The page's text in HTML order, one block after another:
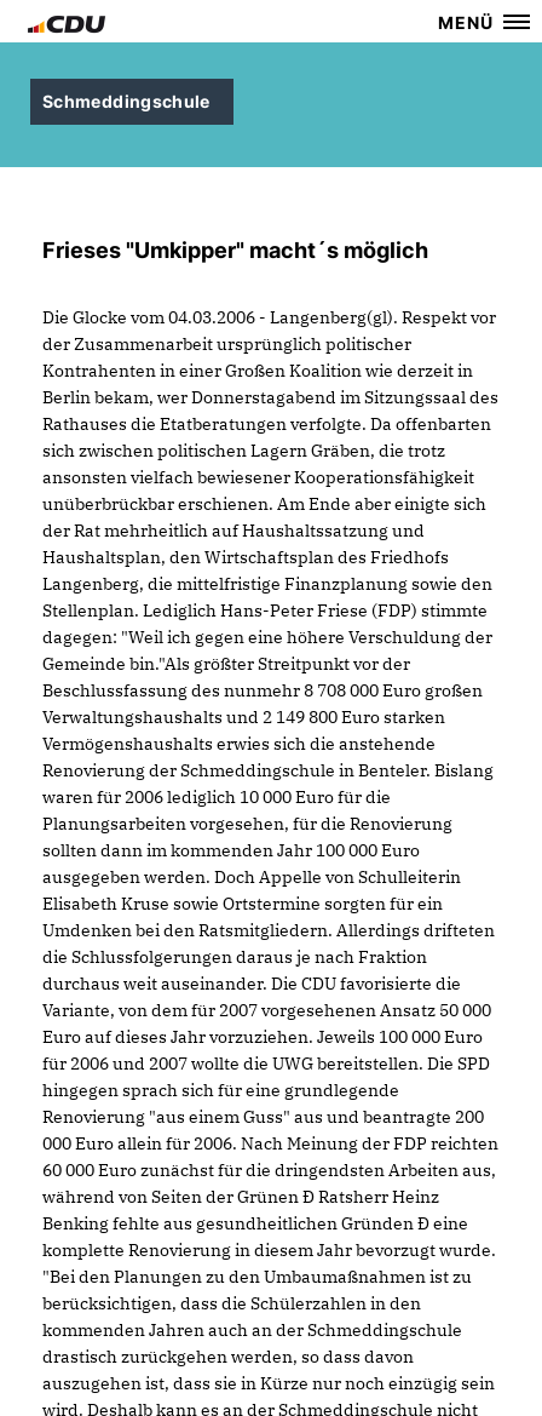
MENÜ
Schmeddingschule
Frieses "Umkipper" macht´s möglich
Die Glocke vom 04.03.2006 - Langenberg(gl). Respekt vor
der Zusammenarbeit ursprünglich politischer
Kontrahenten in einer Großen Koalition wie derzeit in
Berlin bekam, wer Donnerstagabend im Sitzungssaal des
Rathauses die Etatberatungen verfolgte. Da offenbarten
sich zwischen politischen Lagern Gräben, die trotz
ansonsten vielfach bewiesener Kooperationsfähigkeit
unüberbrückbar erschienen. Am Ende aber einigte sich
der Rat mehrheitlich auf Haushaltssatzung und
Haushaltsplan, den Wirtschaftsplan des Friedhofs
Langenberg, die mittelfristige Finanzplanung sowie den
Stellenplan. Lediglich Hans-Peter Friese (FDP) stimmte
dagegen: "Weil ich gegen eine höhere Verschuldung der
Gemeinde bin."Als größter Streitpunkt vor der
Beschlussfassung des nunmehr 8 708 000 Euro großen
Verwaltungshaushalts und 2 149 800 Euro starken
Vermögenshaushalts erwies sich die anstehende
Renovierung der Schmeddingschule in Benteler. Bislang
waren für 2006 lediglich 10 000 Euro für die
Planungsarbeiten vorgesehen, für die Renovierung
sollten dann im kommenden Jahr 100 000 Euro
ausgegeben werden. Doch Appelle von Schulleiterin
Elisabeth Kruse sowie Ortstermine sorgten für ein
Umdenken bei den Ratsmitgliedern. Allerdings drifteten
die Schlussfolgerungen daraus je nach Fraktion
durchaus weit auseinander. Die CDU favorisierte die
Variante, von dem für 2007 vorgesehenen Ansatz 50 000
Euro auf dieses Jahr vorzuziehen. Jeweils 100 000 Euro
für 2006 und 2007 wollte die UWG bereitstellen. Die SPD
hingegen sprach sich für eine grundlegende
Renovierung "aus einem Guss" aus und beantragte 200
000 Euro allein für 2006. Nach Meinung der FDP reichten
60 000 Euro zunächst für die dringendsten Arbeiten aus,
während von Seiten der Grünen Ð Ratsherr Heinz
Benking fehlte aus gesundheitlichen Gründen Ð eine
komplette Renovierung in diesem Jahr bevorzugt wurde.
"Bei den Planungen zu den Umbaumaßnahmen ist zu
berücksichtigen, dass die Schülerzahlen in den
kommenden Jahren auch an der Schmeddingschule
drastisch zurückgehen werden, so dass davon
auszugehen ist, dass sie in Kürze nur noch einzügig sein
wird. Deshalb kann es an der Schmeddingschule nicht